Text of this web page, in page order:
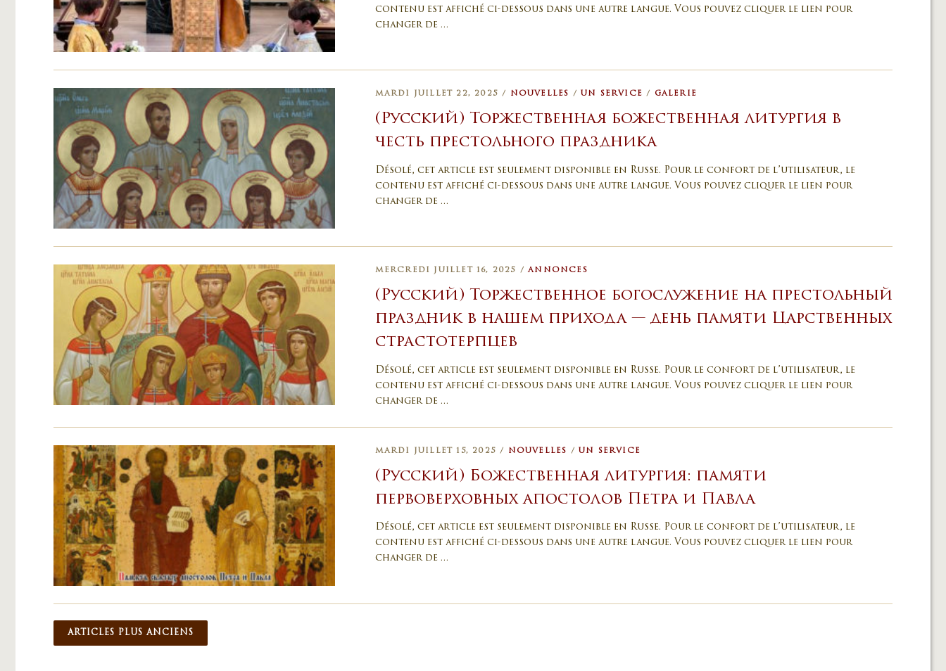
contenu est affiché ci-dessous dans une autre langue. Vous pouvez cliquer le lien pour
changer de …
MARDI JUILLET 22, 2025 / NOUVELLES /UN SERVICE / GALERIE
(Русский) Торжественная божественная литургия в
честь престольного праздника
Désolé, cet article est seulement disponible en Russe. Pour le confort de l’utilisateur, le
contenu est affiché ci-dessous dans une autre langue. Vous pouvez cliquer le lien pour
changer de …
MERCREDI JUILLET 16, 2025 /ANNONCES
(Русский) Торжественное богослужение на престольный
праздник в нашем прихода — день памяти Царственных
страстотерпцев
Désolé, cet article est seulement disponible en Russe. Pour le confort de l’utilisateur, le
contenu est affiché ci-dessous dans une autre langue. Vous pouvez cliquer le lien pour
changer de …
MARDI JUILLET 15, 2025 / NOUVELLES /UN SERVICE
(Русский) Божественная литургия: памяти
первоверховных апостолов Петра и Павла
Désolé, cet article est seulement disponible en Russe. Pour le confort de l’utilisateur, le
contenu est affiché ci-dessous dans une autre langue. Vous pouvez cliquer le lien pour
changer de …
ARTICLES PLUS ANCIENS